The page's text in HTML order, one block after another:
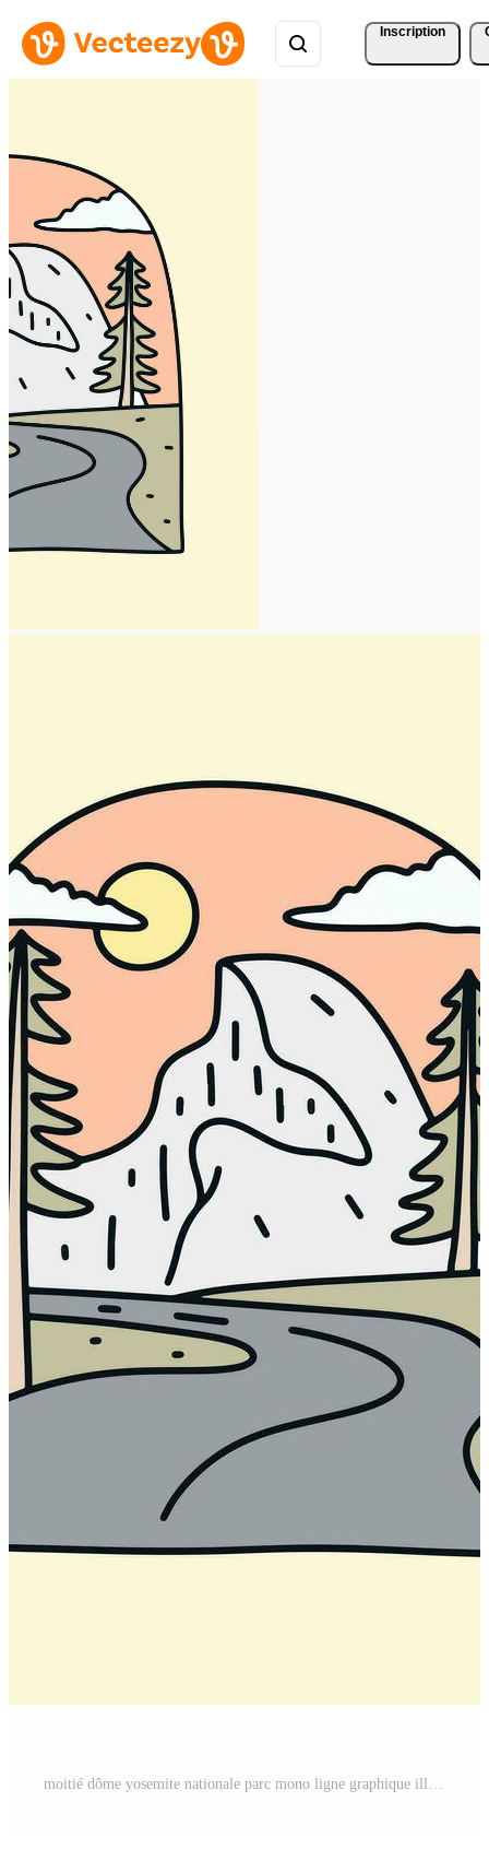
Inscription
moitié dôme yosemite nationale parc mono ligne graphique illustration vecteur pour T-shirt, badge, pièce conception Vecteur Pro et SVG Pro